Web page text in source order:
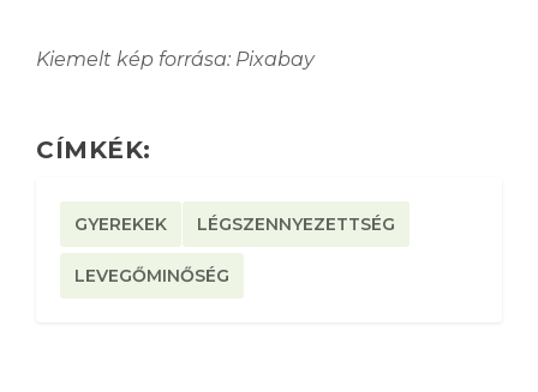
Kiemelt kép forrása: Pixabay
CÍMKÉK:
GYEREKEK LÉGSZENNYEZETTSÉG
LEVEGŐMINŐSÉG